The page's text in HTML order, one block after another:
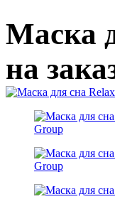
Маска
на